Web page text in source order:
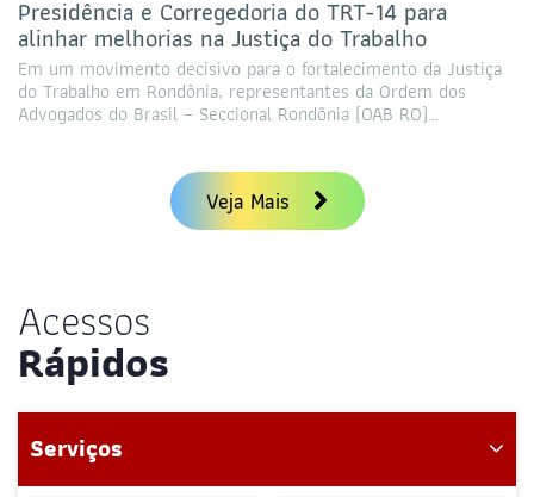
Presidência e Corregedoria do TRT-14 para
alinhar melhorias na Justiça do Trabalho
Em um movimento decisivo para o fortalecimento da Justiça
do Trabalho em Rondônia, representantes da Ordem dos
Advogados do Brasil – Seccional Rondônia (OAB RO)…
Veja Mais
Acessos
Rápidos
Serviços